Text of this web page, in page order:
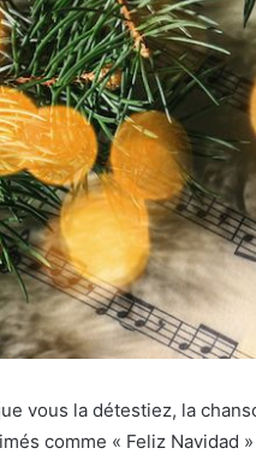
vous la détestiez, la
comme « Feliz Navidad